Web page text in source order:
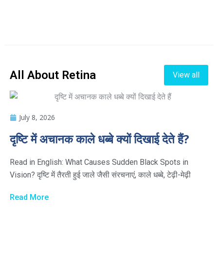
All About Retina View all
July 8, 2026
दृष्टि में अचानक काले धब्बे क्यों दिखाई देते हैं?
Read in English: What Causes Sudden Black Spots in
Vision? दृष्टि में तैरती हुई जाले जैसी संरचनाएं, काले धब्बे, टेढ़ी-मेढ़ी
Read More